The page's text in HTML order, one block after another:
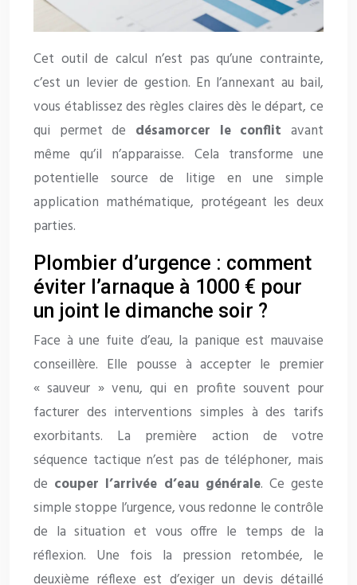
Cet outil de calcul n’est pas qu’une contrainte,
c’est un levier de gestion. En l’annexant au bail,
vous établissez des règles claires dès le départ, ce
qui permet de désamorcer le conflit avant
même qu’il n’apparaisse. Cela transforme une
potentielle source de litige en une simple
application mathématique, protégeant les deux
parties.
Plombier d’urgence : comment
éviter l’arnaque à 1000 € pour
un joint le dimanche soir ?
Face à une fuite d’eau, la panique est mauvaise
conseillère. Elle pousse à accepter le premier
« sauveur » venu, qui en profite souvent pour
facturer des interventions simples à des tarifs
exorbitants. La première action de votre
séquence tactique n’est pas de téléphoner, mais
de couper l’arrivée d’eau générale. Ce geste
simple stoppe l’urgence, vous redonne le contrôle
de la situation et vous offre le temps de la
réflexion. Une fois la pression retombée, le
deuxième réflexe est d’exiger un devis détaillé